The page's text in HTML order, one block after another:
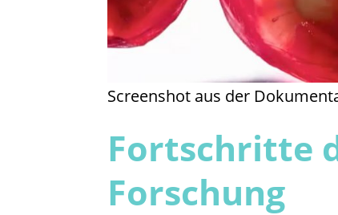
Screenshot aus der
Fortschritte
Forschung